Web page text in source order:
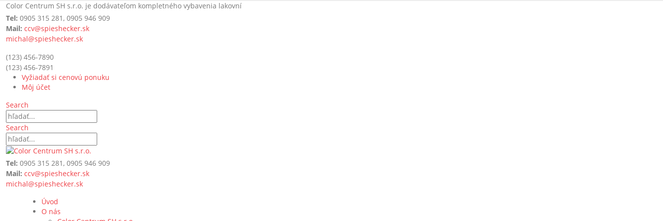
Color Centrum SH s.r.o. je dodávateľom kompletného vybavenia lakovní
Tel: 0905 315 281, 0905 946 909
Mail: ccv@spieshecker.sk
michal@spieshecker.sk
(123) 456-7890
(123) 456-7891
Vyžiadať si cenovú ponuku
Môj účet
Search
Search
Tel: 0905 315 281, 0905 946 909
Mail: ccv@spieshecker.sk
michal@spieshecker.sk
Úvod
O nás